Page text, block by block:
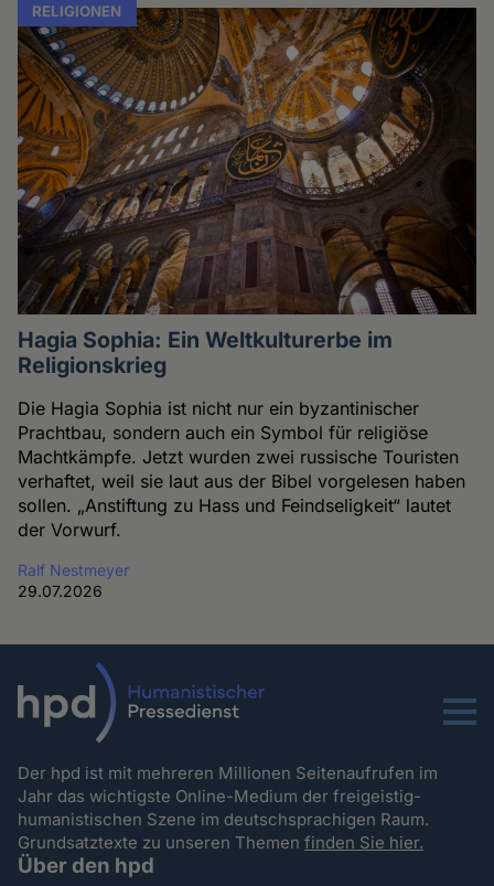
RELIGIONEN
Hagia Sophia: Ein Weltkulturerbe im
Religionskrieg
Die Hagia Sophia ist nicht nur ein byzantinischer
Prachtbau, sondern auch ein Symbol für religiöse
Machtkämpfe. Jetzt wurden zwei russische Touristen
verhaftet, weil sie laut aus der Bibel vorgelesen haben
sollen. „Anstiftung zu Hass und Feindseligkeit“ lautet
der Vorwurf.
Ralf Nestmeyer
29.07.2026
Menu
Der hpd ist mit mehreren Millionen Seitenaufrufen im
Jahr das wichtigste Online-Medium der freigeistig-
humanistischen Szene im deutschsprachigen Raum.
Grundsatztexte zu unseren Themenfinden Sie hier.
Über den hpd